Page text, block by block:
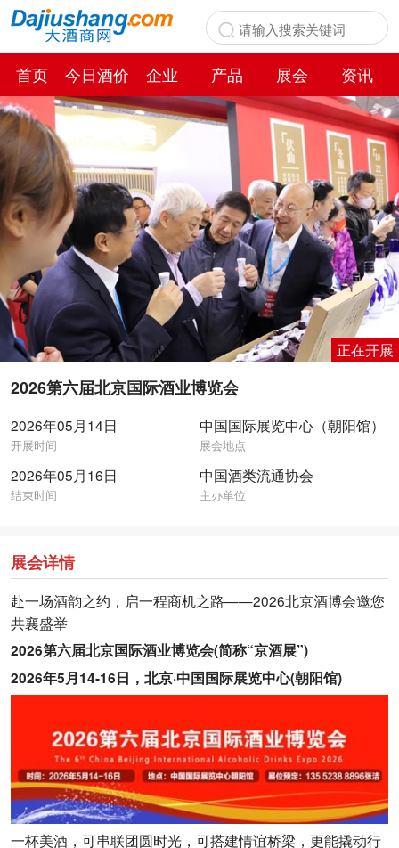
首页 今日酒价 企业 产品 展会
资讯
百科
正在开展
2026第六届北京国际酒业博览会
2026年05月14日
开展时间
中国国际展览中心（朝阳馆）
展会地点
2026年05月16日
结束时间
中国酒类流通协会
主办单位
展会详情
赴一场酒韵之约，启一程商机之路——2026北京酒博会邀您
共襄盛举
2026第六届北京国际酒业博览会(简称“京酒展”)
2026年5月14-16日，北京·中国国际展览中心(朝阳馆)
一杯美酒，可串联团圆时光，可搭建情谊桥梁，更能撬动行